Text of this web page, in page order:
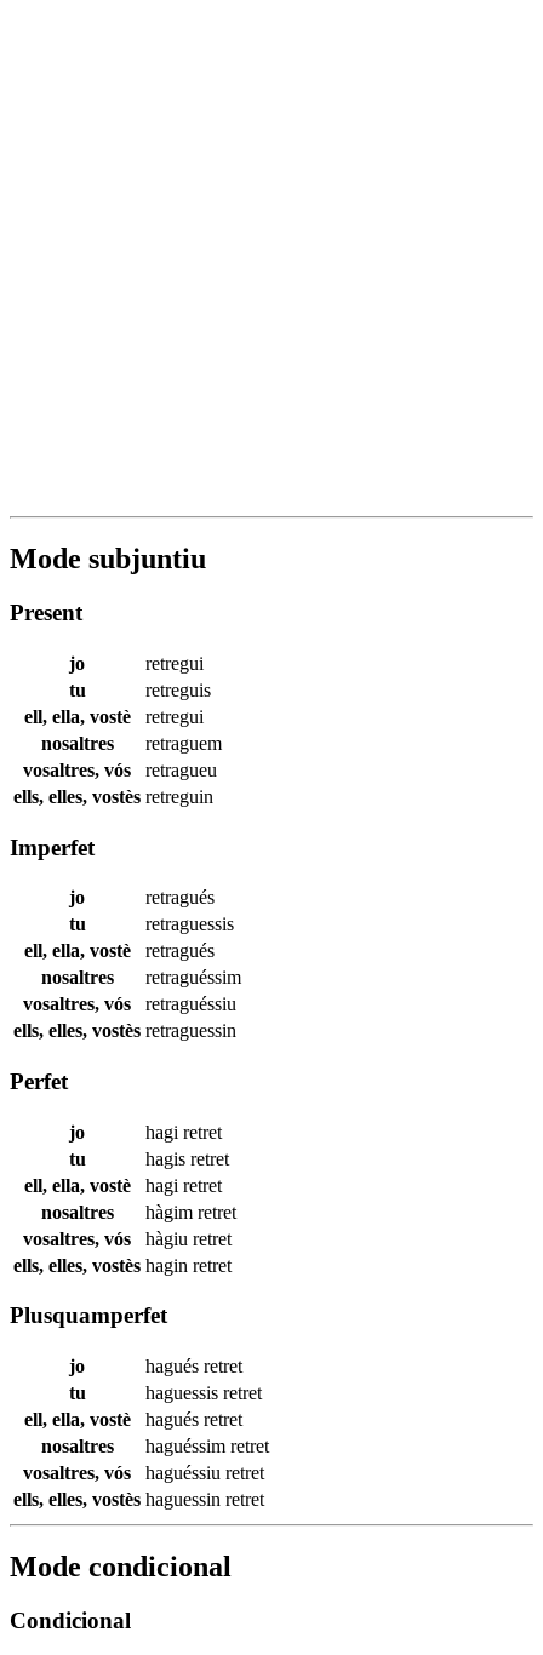
Mode subjuntiu
Present
jo
retregui
tu
retreguis
ell, ella, vostè
retregui
nosaltres
retraguem
vosaltres, vós
retragueu
ells, elles, vostès retreguin
Imperfet
jo
retragués
tu
retraguessis
ell, ella, vostè
retragués
nosaltres
retraguéssim
vosaltres, vós
retraguéssiu
ells, elles, vostès retraguessin
Perfet
jo hagi retret
tu
hagis retret
ell, ella, vostè
hagi retret
nosaltres
hàgim retret
vosaltres, vós
hàgiu retret
ells, elles, vostès hagin retret
Plusquamperfet
jo hagués retret
tu
haguessis retret
ell, ella, vostè
hagués retret
nosaltres
haguéssim retret
vosaltres, vós
haguéssiu retret
ells, elles, vostès haguessin retret
Mode condicional
Condicional